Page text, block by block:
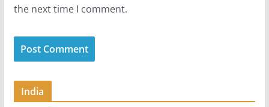
the next time I comment.
India